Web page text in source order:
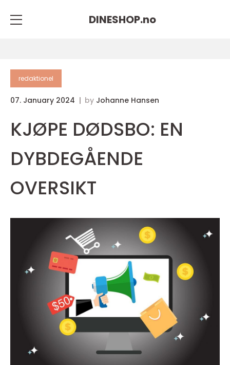
DINESHOP.no
redaktionel
07. January 2024 by Johanne Hansen
KJØPE DØDSBO: EN
DYBDEGÅENDE
OVERSIKT